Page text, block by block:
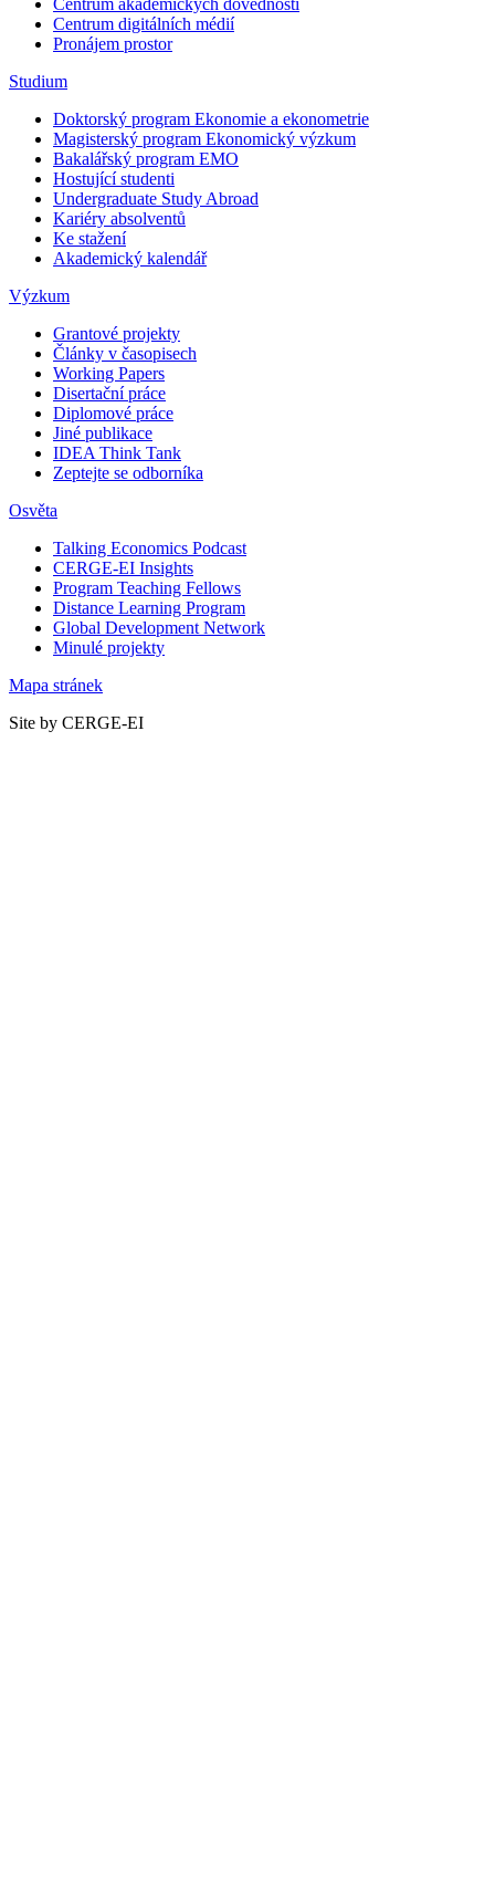
Centrum akademických dovedností
Centrum digitálních médií
Pronájem prostor
Studium
Doktorský program Ekonomie a ekonometrie
Magisterský program Ekonomický výzkum
Bakalářský program EMO
Hostující studenti
Undergraduate Study Abroad
Kariéry absolventů
Ke stažení
Akademický kalendář
Výzkum
Grantové projekty
Články v časopisech
Working Papers
Disertační práce
Diplomové práce
Jiné publikace
IDEA Think Tank
Zeptejte se odborníka
Osvěta
Talking Economics Podcast
CERGE-EI Insights
Program Teaching Fellows
Distance Learning Program
Global Development Network
Minulé projekty
Mapa stránek
Site by CERGE-EI